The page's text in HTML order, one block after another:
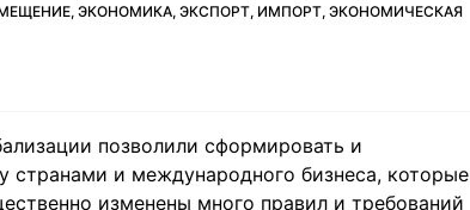
ЭКОНОМИКА, ЭКСПОРТ, ИМПОРТ, ЭКОНОМИЧЕСКАЯ
позволили сформировать и
странами и международного бизнеса, которые
изменены много правил и требований